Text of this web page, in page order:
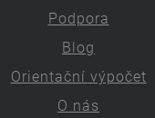
Podpora
Blog
Orientační výpočet
O nás